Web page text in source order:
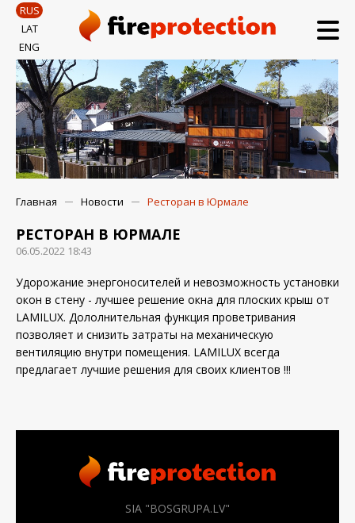
RUS
LAT
ENG
Главная Новости Ресторан в Юрмале
РЕСТОРАН В ЮРМАЛЕ
06.05.2022 18:43
Удорожание энергоносителей и невозможность установки
окон в стену - лучшее решение окна для плоских крыш от
LAMILUX. Дололнительная функция проветривания
позволяет и снизить затраты на механическую
вентиляцию внутри помещения. LAMILUX всегда
предлагает лучшие решения для своих клиентов !!!
SIA "BOSGRUPA.LV"